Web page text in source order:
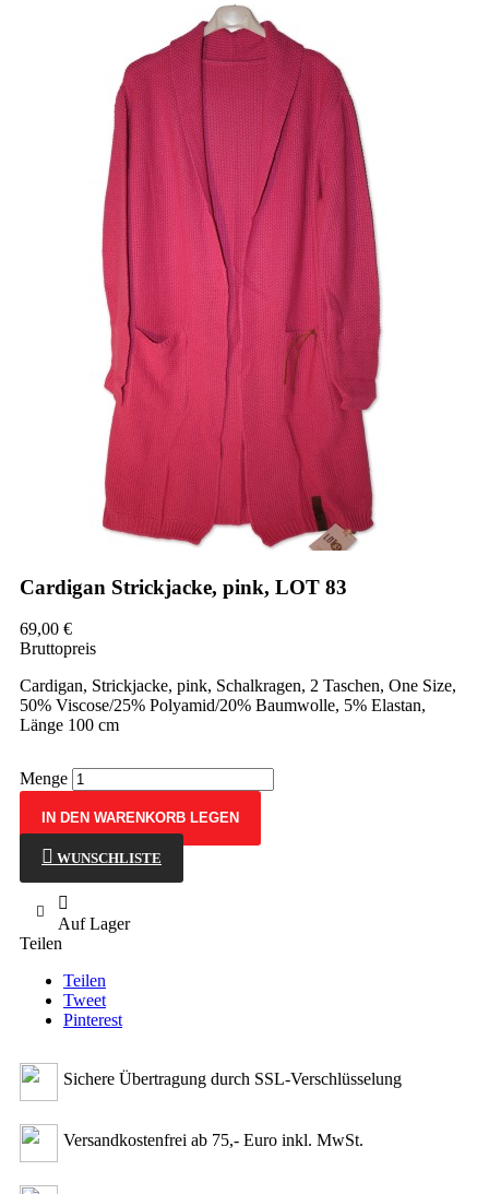
Cardigan Strickjacke, pink, LOT 83
69,00 €
Bruttopreis
Cardigan, Strickjacke, pink, Schalkragen, 2 Taschen, One Size,
50% Viscose/25% Polyamid/20% Baumwolle, 5% Elastan,
Länge 100 cm
Menge
IN DEN WARENKORB LEGEN
WUNSCHLISTE

Auf Lager
Teilen
Teilen
Tweet
Pinterest
Sichere Übertragung durch SSL-Verschlüsselung
Versandkostenfrei ab 75,- Euro inkl. MwSt.